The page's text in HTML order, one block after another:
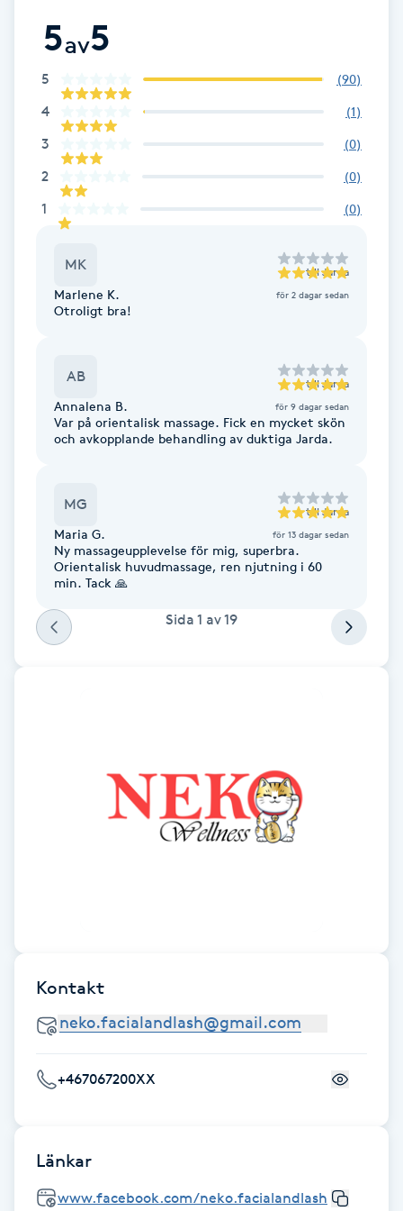
Damklippning
Dermapen
Diamantslipning
Extensions
Eyeliner-tatuering
Fet hårbotten
Fettreducering
Fibromassage
Fransfärgning
Fransförlängning
Fransförlängning Megavolym
välbefinnande.
5av5
5 (90)
4 (1)
3 (0)
2 (0)
1 (0)
MK till Jarda
Marlene K. för 2 dagar sedan
Otroligt bra!
AB till Jarda
Annalena B. för 9 dagar sedan
Var på orientalisk massage. Fick en mycket skön
och avkopplande behandling av duktiga Jarda.
MG till Jarda
Maria G. för 13 dagar sedan
Ny massageupplevelse för mig, superbra.
Orientalisk huvudmassage, ren njutning i 60
min. Tack 🙏
Sida 1 av19
Kontakt
+467067200XX
Länkar
www.facebook.com/neko.facialandlash